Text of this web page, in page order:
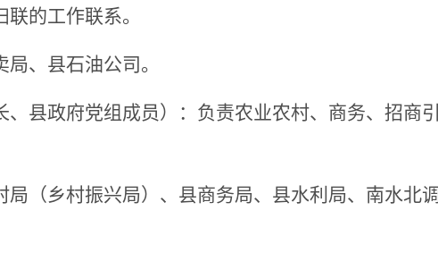
的工作联系。
、县石油公司。
、县政府党组成员）： 负责农业农村、 商务、 招商
局 （乡村振兴局） 、 县商务局、县水利局、南水北